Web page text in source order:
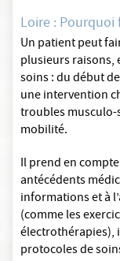
Loire :
Un patient peut
plusieurs raisons,
soins : du début
une intervention
troubles
mobilité.
Il prend en
antécédents
informations et à
(comme les
électrothérapies),
protocoles de